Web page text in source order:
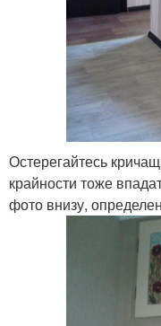
Остерегайтесь
крайности тоже
фото внизу,